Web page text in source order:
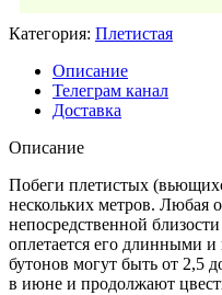
Категория: Плетистая
Описание
Телеграм канал
Доставка
Описание
Побеги плетистых
нескольких метров. Любая
непосредственной
оплетается его длинными
бутонов могут быть от 2,5
в июне и продолжают